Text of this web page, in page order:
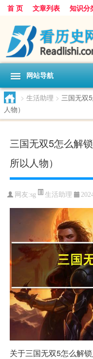
首 页 文章列表 知识分
网站导航
> 生活助理 > 三国无双
人物）
三国无双5怎么解
所以人物）
网友:sg 生活助理
关于三国无双5怎么解